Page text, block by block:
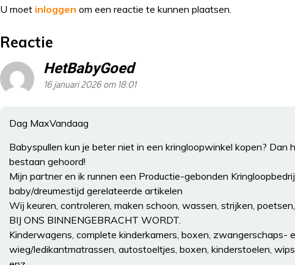
U moet inloggen om een reactie te kunnen plaatsen.
Reactie
HetBabyGoed
16 januari 2026 om 18:01
Dag MaxVandaag
Babyspullen kun je beter niet in een kringloopwinkel kopen? Dan
bestaan gehoord!
Mijn partner en ik runnen een Productie-gebonden
baby/dreumestijd gerelateerde artikelen
Wij keuren, controleren, maken schoon, wassen, strijken,
BIJ ONS BINNENGEBRACHT WORDT.
Kinderwagens, complete kinderkamers, boxen, zwangerschaps-
wieg/ledikantmatrassen, autostoeltjes, boxen, kinderstoelen,